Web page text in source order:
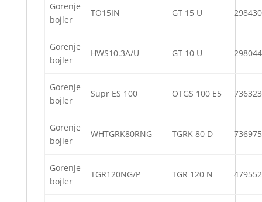
Gorenje
bojler
TO15IN GT 15 U 298430
Gorenje
bojler
HWS10.3A/U GT 10 U 298044
Gorenje
bojler
Supr ES 100 OTGS 100 E5 736323
Gorenje
bojler
WHTGRK80RNG TGRK 80 D 736975
Gorenje
bojler
TGR120NG/P TGR 120 N 479552